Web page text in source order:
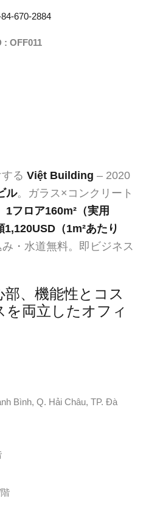
670-2884‬
: OFF011
る Việt Building – 2020
ル。ガラス×コンクリート
1フロア160m²（実用
1,120USD（1m²あたり
・水道無料。即ビジネス
、機能性とコス
を両立したオフィ
Bình, Q. Hải Châu, TP. Đà